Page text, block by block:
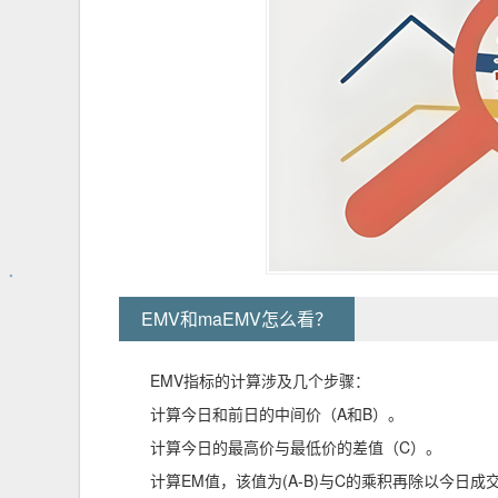
EMV和maEMV怎么看？
EMV指标的计算涉及几个步骤：
计算今日和前日的中间价（A和B）。
计算今日的最高价与最低价的差值（C）。
计算EM值，该值为(A-B)与C的乘积再除以今日成